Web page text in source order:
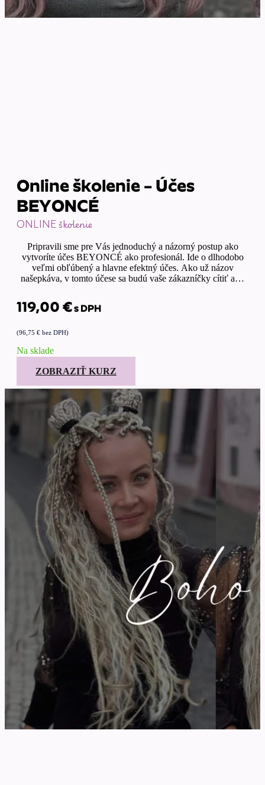
Online školenie – Účes
BEYONCÉ
ONLINE školenie
Pripravili sme pre Vás jednoduchý a názorný postup ako
vytvoríte účes BEYONCÉ ako profesionál. Ide o dlhodobo
veľmi obľúbený a hlavne efektný účes. Ako už názov
našepkáva, v tomto účese sa budú vaše zákazníčky cítiť ako
119,00 €s DPH
(96,75 € bez DPH)
Na sklade
ZOBRAZIŤ KURZ